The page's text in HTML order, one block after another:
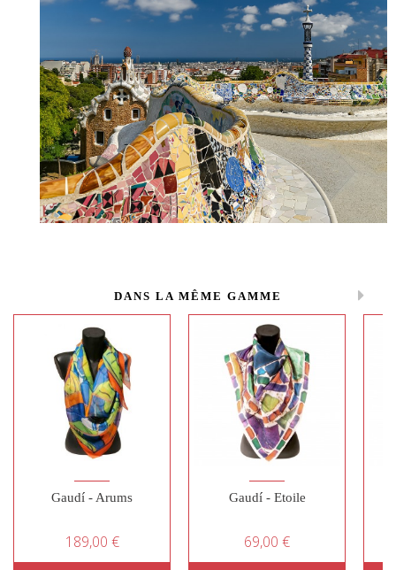
DANS LA MÊME GAMME
Gaudí - Arums
189,00 €
Gaudí - Etoile
69,00 €